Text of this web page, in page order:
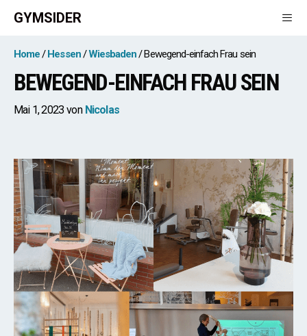
Zum
Inhalt
springen
GYMSIDER
Home Hessen Wiesbaden Bewegend-einfach Frau sein
BEWEGEND-EINFACH FRAU SEIN
Mai 1, 2023 von Nicolas